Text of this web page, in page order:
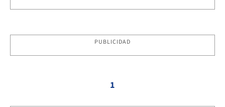
PUBLICIDAD
1